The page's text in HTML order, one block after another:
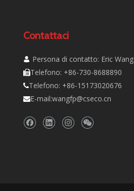
Contattaci
 Persona di contatto: Eric Wang
Telefono: +86-730-8688890
Telefono: +86-15173020676
E-mail:wangfp@cseco.cn